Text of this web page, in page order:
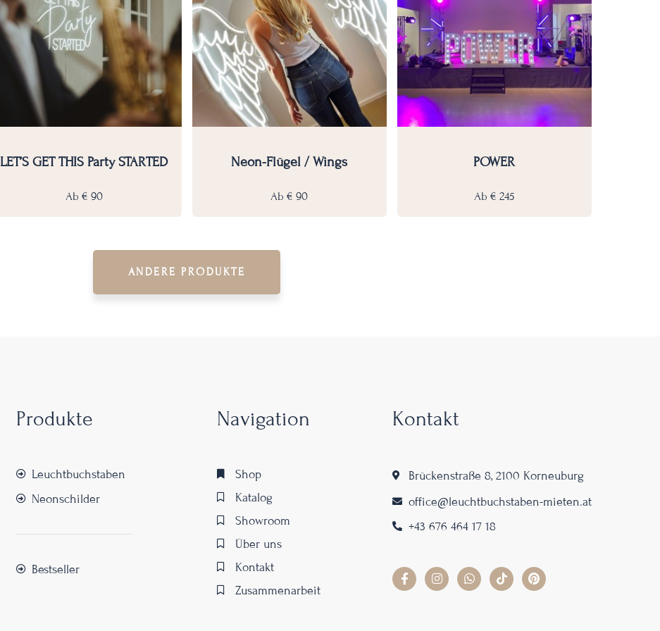
LET’S GET THIS Party STARTED
Ab € 90
Neon-Flügel / Wings
Ab€ 90
POWER
Ab€ 245
ANDERE PRODUKTE
Produkte
Leuchtbuchstaben
Neonschilder
Bestseller
Navigation
Shop
Katalog
Showroom
Über uns
Kontakt
Zusammenarbeit
Kontakt
Brückenstraße 8, 2100 Korneuburg
office@leuchtbuchstaben-mieten.at
+43 676 464 17 18